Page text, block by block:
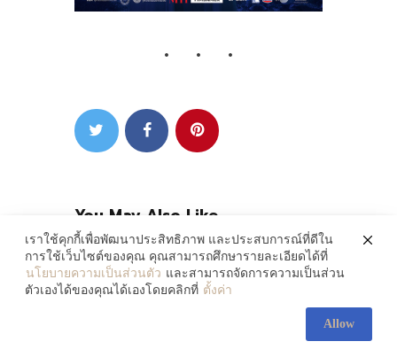
You May Also Like
เราใช้คุกกี้เพื่อพัฒนาประสิทธิภาพ และประสบการณ์ที่ดีใน
การใช้เว็บไซต์ของคุณ คุณสามารถศึกษารายละเอียดได้ที่
นโยบายความเป็นส่วนตัว และสามารถจัดการความเป็นส่วน
ตัวเองได้ของคุณได้เองโดยคลิกที่ ตั้งค่า
Allow